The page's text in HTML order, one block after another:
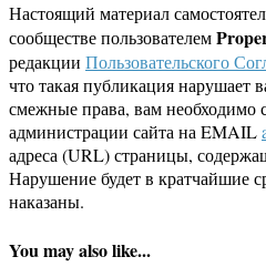
Настоящий материал
сообществе пользователем
редакции Пользовательского
что такая публикация нарушает
смежные права, вам необходимо
администрации сайта на EMAIL
адреса (URL) страницы,
Нарушение будет в кратчайшие
наказаны.
You may also like...